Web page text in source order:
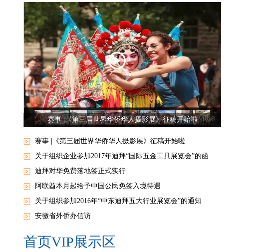
赛事 |《第三届世界华侨华人摄影展》征稿开始啦
赛事 |《第三届世界华侨华人摄影展》征稿开始啦
关于组织企业参加2017年迪拜“国际五金工具展览会”的函
迪拜对华免费落地签正式实行
阿联酋本月起给予中国公民免签入境待遇
关于组织参加2016年“中东迪拜五大行业展览会”的通知
安徽省外侨办信访
首页VIP展示区